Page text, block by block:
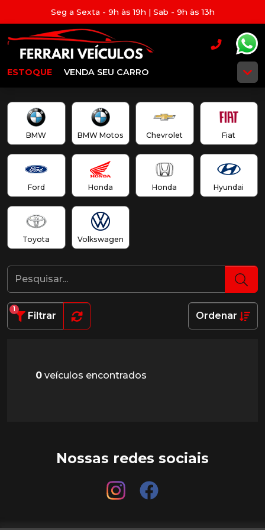
Seg a Sexta - 9h às 19h | Sab - 9h às 13h
ESTOQUE VENDA SEU CARRO
BMW BMW Motos Chevrolet Fiat
Ford Honda Honda Hyundai
Toyota Volkswagen
Filtrar
1
Ordenar
0 veículos encontrados
Nossas redes sociais